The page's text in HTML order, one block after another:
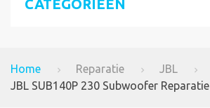
CATEGORIEËN
Home Reparatie JBL
JBL SUB140P 230 Subwoofer Reparatie